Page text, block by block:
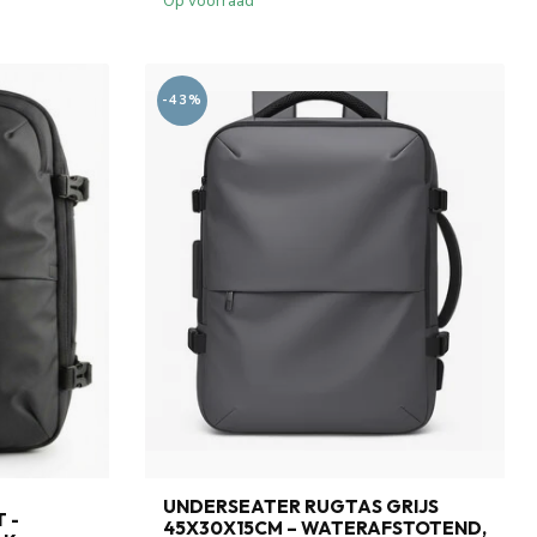
-
-43%
UNDERSEATER RUGTAS GRIJS
45X30X15CM – WATERAFSTOTEND,